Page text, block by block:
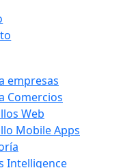
empresas
Comercios
Web
Mobile Apps
Intelligence